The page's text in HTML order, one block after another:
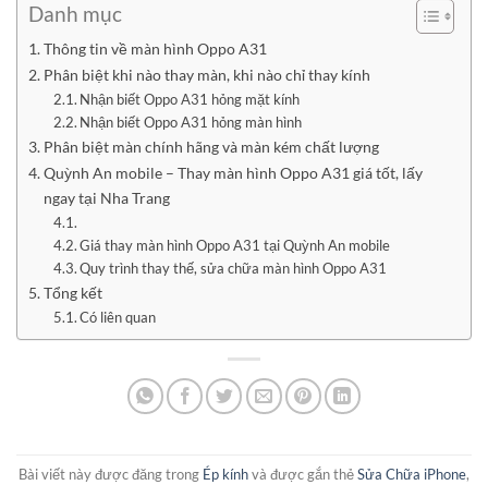
Danh mục
Thông tin về màn hình Oppo A31
Phân biệt khi nào thay màn, khi nào chỉ thay kính
Nhận biết Oppo A31 hỏng mặt kính
Nhận biết Oppo A31 hỏng màn hình
Phân biệt màn chính hãng và màn kém chất lượng
Quỳnh An mobile – Thay màn hình Oppo A31 giá tốt, lấy
ngay tại Nha Trang
Giá thay màn hình Oppo A31 tại Quỳnh An mobile
Quy trình thay thế, sửa chữa màn hình Oppo A31
Tổng kết
Có liên quan
Bài viết này được đăng trong Ép kínhvà được gắn thẻSửa Chữa iPhone,